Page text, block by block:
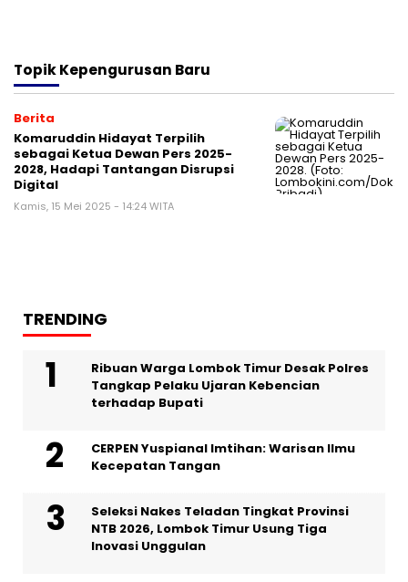
TopikKepengurusan Baru
Berita
Komaruddin Hidayat Terpilih
sebagai Ketua Dewan Pers 2025-
2028, Hadapi Tantangan Disrupsi
Digital
Kamis, 15 Mei 2025 - 14:24 WITA
TRENDING
Ribuan Warga Lombok Timur Desak Polres
Tangkap Pelaku Ujaran Kebencian
terhadap Bupati
CERPEN Yuspianal Imtihan: Warisan Ilmu
Kecepatan Tangan
Seleksi Nakes Teladan Tingkat Provinsi
NTB 2026, Lombok Timur Usung Tiga
Inovasi Unggulan